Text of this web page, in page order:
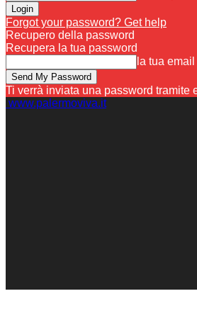
Forgot your password? Get help
Recupero della password
Recupera la tua password
la tua email
Ti verrà inviata una password tramite
www.palermoviva.it